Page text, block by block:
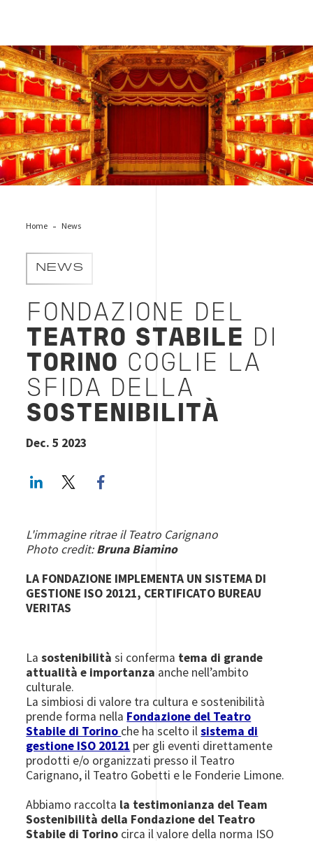
Teatro-Carignano_credits-Bruna_Biamino
Home News
NEWS
FONDAZIONE
DEL
TEATRO STABILE
DI
TORINO COGLIE LA
SFIDA DELLA
SOSTENIBILITÀ
Dec. 5 2023
LinkedInTwitter
L'immagine ritrae il Teatro Carignano
Photo credit:Bruna Biamino
LA FONDAZIONE IMPLEMENTA UN SISTEMA DI
GESTIONE ISO 20121, CERTIFICATO BUREAU
VERITAS
Lasostenibilitàsi conferma tema di grande
attualità e importanza anche nell’ambito
culturale.
La simbiosi di valore tra cultura e sostenibilità
prende forma nella Fondazione del Teatro
Stabile di Torino che ha scelto ilsistema di
gestione ISO 20121 per gli eventi direttamente
prodotti e/o organizzati presso il Teatro
Carignano, il Teatro Gobetti e le Fonderie Limone.
Abbiamo raccolta la testimonianza del Team
Sostenibilità della Fondazione del Teatro
Stabile di Torino circa il valore della norma ISO